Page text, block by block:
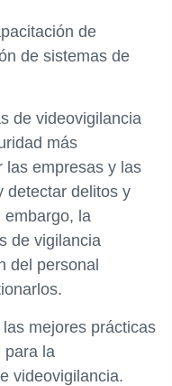
de
de sistemas de
de videovigilancia
más
las empresas y las
detectar delitos y
embargo, la
de vigilancia
del personal
mejores prácticas
para la
videovigilancia.